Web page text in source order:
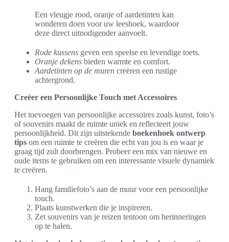
Een vleugje rood, oranje of aardetinten kan
wonderen doen voor uw leeshoek, waardoor
deze direct uitnodigender aanvoelt.
Rode kussens geven een speelse en levendige toets.
Oranje dekens bieden warmte en comfort.
Aardetinten op de muren creëren een rustige
achtergrond.
Creëer een Persoonlijke Touch met Accessoires
Het toevoegen van persoonlijke accessoires zoals kunst, foto’s
of souvenirs maakt de ruimte uniek en reflecteert jouw
persoonlijkheid. Dit zijn uitstekende boekenhoek ontwerp
tips om een ruimte te creëren die echt van jou is en waar je
graag tijd zult doorbrengen. Probeer een mix van nieuwe en
oude items te gebruiken om een interessante visuele dynamiek
te creëren.
Hang familiefoto’s aan de muur voor een persoonlijke
touch.
Plaats kunstwerken die je inspireren.
Zet souvenirs van je reizen tentoon om herinneringen
op te halen.